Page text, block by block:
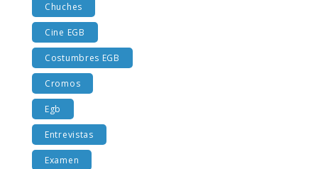
Chuches
Cine EGB
Costumbres EGB
Cromos
Egb
Entrevistas
Examen